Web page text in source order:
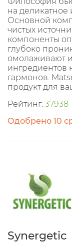
на
Основной
чистых
компоненты
глубоко
омолаживают
ингредиентов
гармонов.
продукт для
Рейтинг: 37938
Одобрено 10
Synergetic